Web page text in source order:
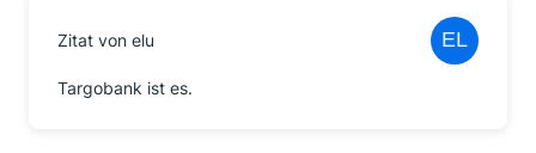
Zitat von elu
Targobank ist es.